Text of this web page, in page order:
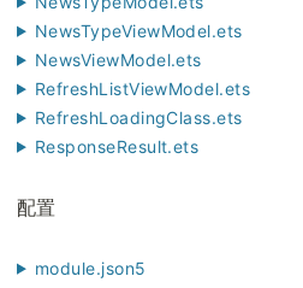
NewsTypeViewModel.ets
NewsViewModel.ets
RefreshListViewModel.ets
RefreshLoadingClass.ets
ResponseResult.ets
配置
module.json5